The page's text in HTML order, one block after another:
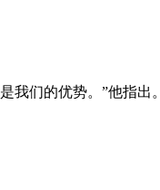
我们的优势。”他指出。